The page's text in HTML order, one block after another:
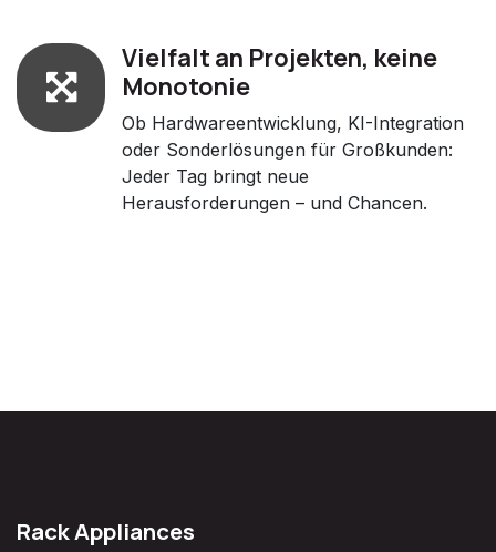
Vielfalt an Projekten, keine
Monotonie
Ob Hardwareentwicklung, KI-Integration
oder Sonderlösungen für Großkunden:
Jeder Tag bringt neue
Herausforderungen – und Chancen.
Rack Appliances